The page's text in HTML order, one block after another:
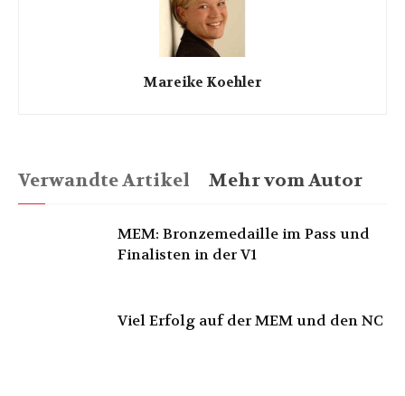
Mareike Koehler
Verwandte Artikel Mehr vom Autor
MEM: Bronzemedaille im Pass und
Finalisten in der V1
Viel Erfolg auf der MEM und den NC